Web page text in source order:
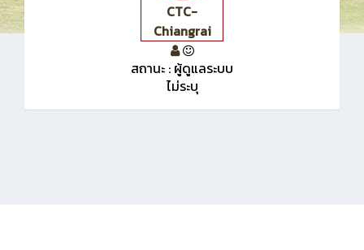
CTC-
Chiangrai
สถานะ : ผู้ดูแลระบบ
ไม่ระบุ